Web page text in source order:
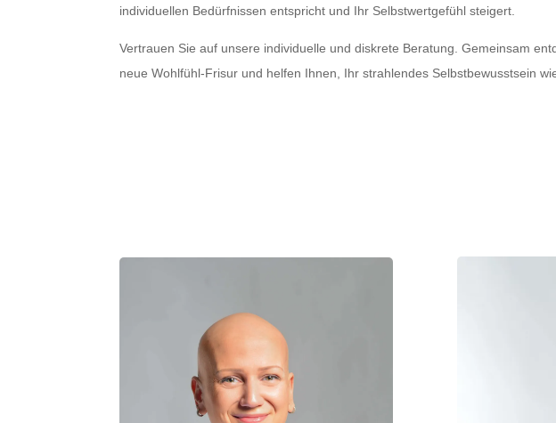
individuellen Bedürfnissen entspricht und Ihr Selbstwertgefühl steigert.
Vertrauen Sie auf unsere individuelle und diskrete Beratung. Gemeinsam
neue Wohlfühl-Frisur und helfen Ihnen, Ihr strahlendes Selbstbewusstsein